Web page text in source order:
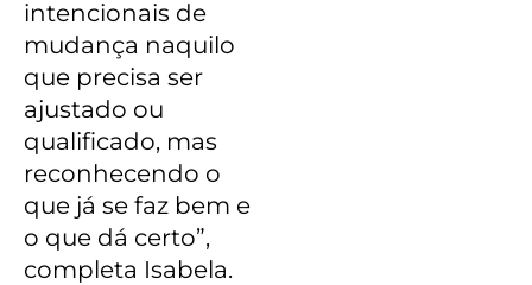
intencionais de
mudança naquilo
que precisa ser
ajustado ou
qualificado, mas
reconhecendo o
que já se faz bem e
o que dá certo”,
completa Isabela.